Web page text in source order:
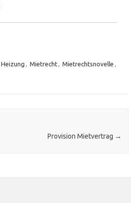
Heizung , Mietrecht, Mietrechtsnovelle ,
Provision Mietvertrag →